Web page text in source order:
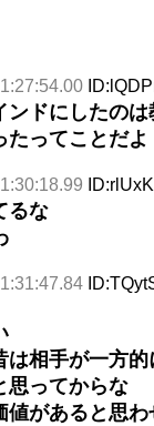
ンドにしたの
たってことだよ
るな
は相手が一方的
思ってからな
値があると思